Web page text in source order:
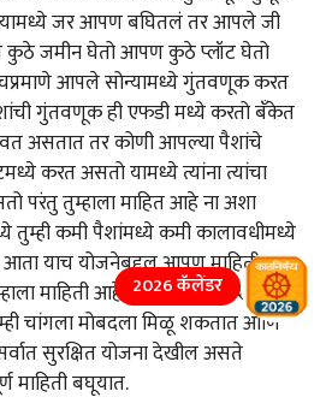
जर आपण बघितलं तर आपले जी
जमीन घेतो आपण कुठे प्लॉट घेतो
आपले सोन्यामध्ये गुंतवणूक करत
गुंतवणूक ही एफडी मध्ये करतो बँकेत
असतात तर कोणी आपल्या पैशांचे
करत असतो यामध्ये त्यांना त्यांचा
परंतु तुम्हाला माहित आहे ना अशा
तुम्ही कमी पैशांमध्ये कमी कालावधीमध्ये
याच योजनेबद्दल आपण माहिती
माहिती आहे का पोस्टाच्या अशा काही
चांगला मोबदला मिळू शकतात आणि
सुरक्षित योजना देखील असते
बघूयात.
2026 कॅलेंडर